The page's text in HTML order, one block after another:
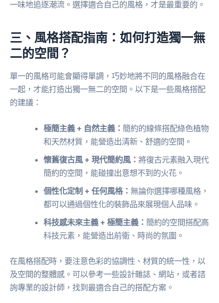
一味地追逐潮流。選擇適合自己的風格，才是最重要的。
三、風格搭配指南：如何打造獨一無
二的空間？
單一的風格可能會顯得單調，巧妙地將不同的風格融合在
一起，才能打造出獨一無二的空間。以下是一些風格搭配
的建議：
極簡主義 + 自然主義： 簡約的線條搭配綠色植物
和天然材質，能營造出清新、舒適的空間。
懷舊復古風 + 現代簡約風：將復古元素融入現代
簡約的空間，能碰撞出意想不到的火花。
個性化定制 + 任何風格： 無論你選擇哪種風格，
都可以通過個性化的裝飾品來展現個人品味。
科技感未來主義 + 極簡主義： 簡約的空間搭配高
科技元素，能營造出前衛、時尚的氛圍。
在風格搭配時，要注意色彩的協調性、材質的統一性，以
及空間的整體感。可以參考一些設計雜誌、網站，或者諮
詢專業的設計師，找到最適合自己的搭配方案。